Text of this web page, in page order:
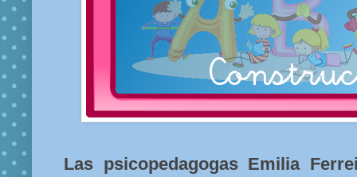
Las psicopedagogas Emilia